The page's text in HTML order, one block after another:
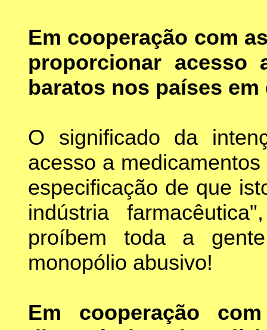
Em cooperação com
proporcionar acesso
baratos nos países
O significado da
acesso a
especificação de que
indústria
proíbem toda a
monopólio abusivo!
Em cooperação